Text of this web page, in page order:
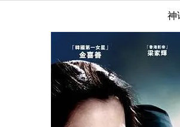
神